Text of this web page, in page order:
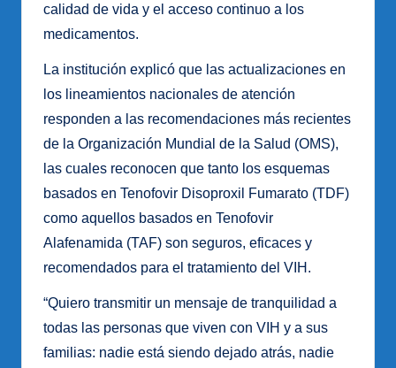
calidad de vida y el acceso continuo a los
medicamentos.
La institución explicó que las actualizaciones en
los lineamientos nacionales de atención
responden a las recomendaciones más recientes
de la Organización Mundial de la Salud (OMS),
las cuales reconocen que tanto los esquemas
basados en Tenofovir Disoproxil Fumarato (TDF)
como aquellos basados en Tenofovir
Alafenamida (TAF) son seguros, eficaces y
recomendados para el tratamiento del VIH.
“Quiero transmitir un mensaje de tranquilidad a
todas las personas que viven con VIH y a sus
familias: nadie está siendo dejado atrás, nadie